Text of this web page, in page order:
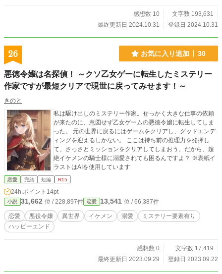
傷を抱えた青年と、冷徹なスパダリ刑事が織りなす、救済
ミステリー×ラブの物語。
感想数 10
文字数 193,631
最終更新日 2024.10.31
登録日 2024.10.31
26 お気に入り追加 30
悪徳令嬢は名探偵！ ～クソ乙女ゲーに転生したミステリー
作家ですが最短クリアで現世に戻ってみせます！～
きのと
私は駆け出しのミステリー作家。せっかく大きな仕事の依頼
が来たのに、意図せず乙女ゲームの悪徳令嬢に転生してしま
った。 元の世界に戻るにはゲームをクリアし、グッドエンデ
ィングを迎えるしかない。 ここは持ち前の推理力を発揮し
て、さっさとミッションをクリアしてしまおう。だから、超
絶イケメンの騎士様に溺愛されても困るんですよ？ ※表紙イ
ラストはAIを使用しています
恋愛 完結 短編 R15
24h.ポイント 14pt
小説 31,662 位 / 228,897件 恋愛 13,541 位 / 66,387件
恋愛 悪役令嬢 異世界 イケメン 溺愛
ミステリー要素有り
ハッピーエンド
感想数 0
文字数 17,419
最終更新日 2023.09.29
登録日 2023.09.22